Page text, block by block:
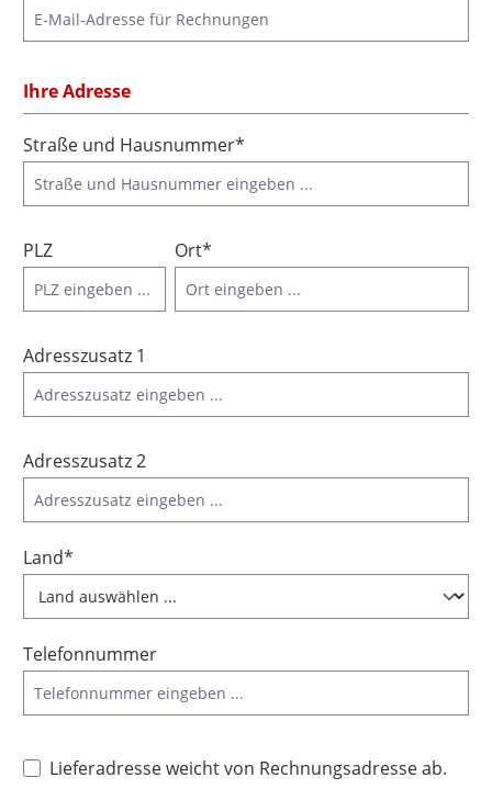
Ihre Adresse
Straße und Hausnummer*
PLZ Ort*
Adresszusatz 1
Adresszusatz 2
Land*
Telefonnummer
Lieferadresse weicht von Rechnungsadresse ab.